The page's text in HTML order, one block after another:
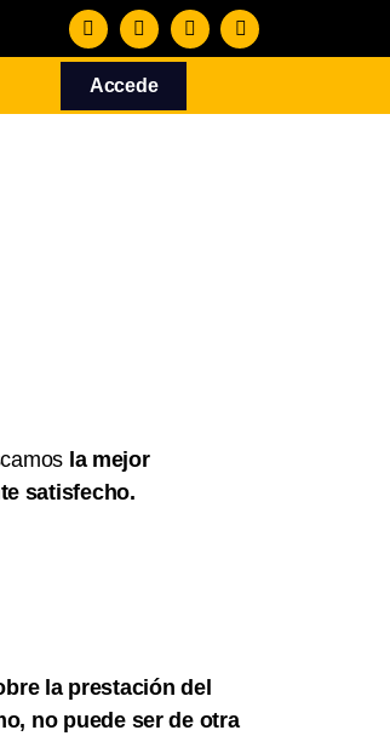
Accede
la mejor
satisfecho.
la prestación del
no puede ser de otra